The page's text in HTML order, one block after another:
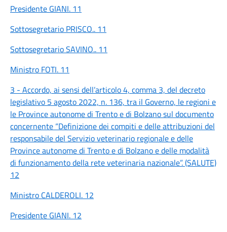
Presidente GIANI. 11
Sottosegretario PRISCO.. 11
Sottosegretario SAVINO.. 11
Ministro FOTI. 11
3 - Accordo, ai sensi dell’articolo 4, comma 3, del decreto
legislativo 5 agosto 2022, n. 136, tra il Governo, le regioni e
le Province autonome di Trento e di Bolzano sul documento
concernente “Definizione dei compiti e delle attribuzioni del
responsabile del Servizio veterinario regionale e delle
Province autonome di Trento e di Bolzano e delle modalità
di funzionamento della rete veterinaria nazionale”. (SALUTE)
12
Ministro CALDEROLI. 12
Presidente GIANI. 12